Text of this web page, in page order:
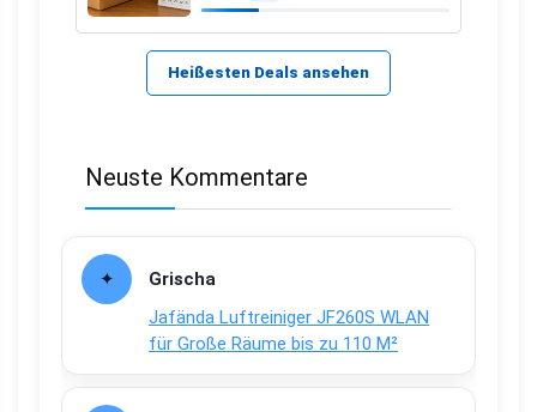
Heißesten Deals ansehen
Neuste Kommentare
Grischa
Jafända Luftreiniger JF260S WLAN
für Große Räume bis zu 110 M²